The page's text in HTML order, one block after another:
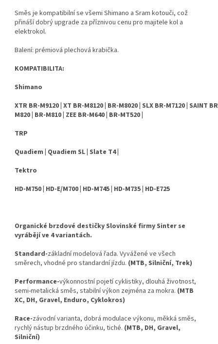
Směs je kompatibilní se všemi Shimano a Sram kotouči, což
přináší dobrý upgrade za příznivou cenu pro majitele kol a
elektrokol.
Balení: prémiová plechová krabička.
KOMPATIBILITA:
Shimano
XTR BR-M9120 | XT BR-M8120 | BR-M8020 | SLX BR-M7120 | SAINT
M820 | BR-M810 | ZEE BR-M640 | BR-MT520 |
TRP
Quadiem | Quadiem SL | Slate T4 |
Tektro
HD-M750 | HD-E/M700 | HD-M745 | HD-M735 | HD-E725
Organické brzdové destičky Slovinské firmy Sinter se
vyrábějí ve 4 variantách.
Standard-základní modelová řada. Vyvážené ve všech
směrech, vhodné pro standardní jízdu. (MTB, Silniční, Trek)
Performance-výkonnostní pojetí cyklistiky, dlouhá životnost,
semi-metalická směs, stabilní výkon zejména za mokra. (MTB
XC, DH, Gravel, Enduro, Cyklokros)
Race-závodní varianta, dobrá modulace výkonu, měkká směs,
rychlý nástup brzdného účinku, tiché. (MTB, DH, Gravel,
Silniční)